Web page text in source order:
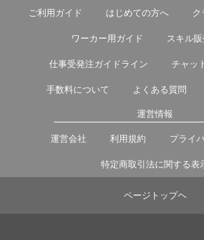
ご利用ガイド はじめての方へ ク
ワーカー用ガイド スキル
仕事受発注ガイドライン チャッ
手数料について よくある質問
運営情報
運営会社 利用規約 プライ
特定商取引法に関する表
ページトップヘ